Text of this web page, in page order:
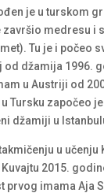
je u turskom
završio medresu i
Tu je i počeo
od džamija 1996.
u Austriji od
Tursku započeo
džamiji u
u učenju
2015.
prvog imama Aja